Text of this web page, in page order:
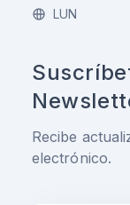
LUN
Recibe
electrónico.